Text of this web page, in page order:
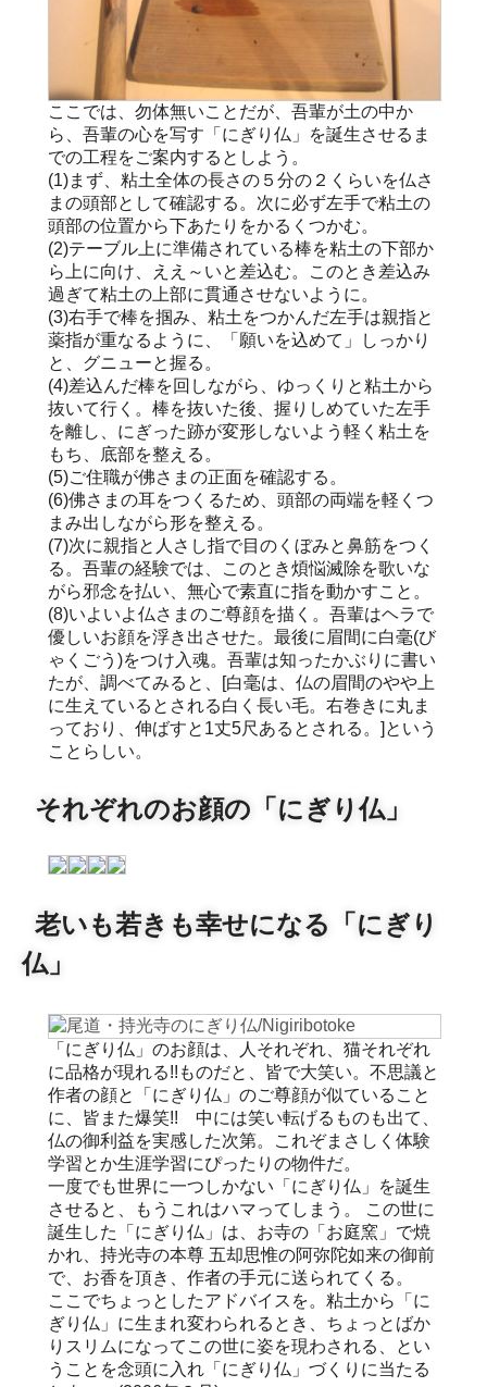
ここでは、勿体無いことだが、吾輩が土の中か
ら、吾輩の心を写す「にぎり仏」を誕生させるま
での工程をご案内するとしよう。
(1)まず、粘土全体の長さの５分の２くらいを仏さ
まの頭部として確認する。次に必ず左手で粘土の
頭部の位置から下あたりをかるくつかむ。
(2)テーブル上に準備されている棒を粘土の下部か
ら上に向け、ええ～いと差込む。このとき差込み
過ぎて粘土の上部に貫通させないように。
(3)右手で棒を掴み、粘土をつかんだ左手は親指と
薬指が重なるように、「願いを込めて」しっかり
と、グニューと握る。
(4)差込んだ棒を回しながら、ゆっくりと粘土から
抜いて行く。棒を抜いた後、握りしめていた左手
を離し、にぎった跡が変形しないよう軽く粘土を
もち、底部を整える。
(5)ご住職が佛さまの正面を確認する。
(6)佛さまの耳をつくるため、頭部の両端を軽くつ
まみ出しながら形を整える。
(7)次に親指と人さし指で目のくぼみと鼻筋をつく
る。吾輩の経験では、このとき煩悩滅除を歌いな
がら邪念を払い、無心で素直に指を動かすこと。
(8)いよいよ仏さまのご尊顔を描く。吾輩はヘラで
優しいお顔を浮き出させた。最後に眉間に白毫(び
ゃくごう)をつけ入魂。吾輩は知ったかぶりに書い
たが、調べてみると、[白毫は、仏の眉間のやや上
に生えているとされる白く長い毛。右巻きに丸ま
っており、伸ばすと1丈5尺あるとされる。]という
ことらしい。
それぞれのお顔の「にぎり仏」
老いも若きも幸せになる「にぎり
仏」
「にぎり仏」のお顔は、人それぞれ、猫それぞれ
に品格が現れる!!ものだと、皆で大笑い。不思議と
作者の顔と「にぎり仏」のご尊顔が似ていること
に、皆また爆笑!! 中には笑い転げるものも出て、
仏の御利益を実感した次第。これぞまさしく体験
学習とか生涯学習にぴったりの物件だ。
一度でも世界に一つしかない「にぎり仏」を誕生
させると、もうこれはハマってしまう。 この世に
誕生した「にぎり仏」は、お寺の「お庭窯」で焼
かれ、持光寺の本尊 五却思惟の阿弥陀如来の御前
で、お香を頂き、作者の手元に送られてくる。
ここでちょっとしたアドバイスを。粘土から「に
ぎり仏」に生まれ変わられるとき、ちょっとばか
りスリムになってこの世に姿を現わされる、とい
うことを念頭に入れ「にぎり仏」づくりに当たる